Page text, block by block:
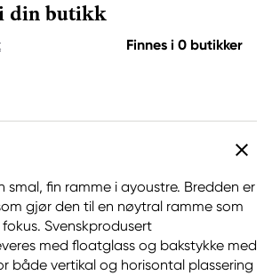
din butikk
Finnes i 0 butikker
smal, fin ramme i ayoustre. Bredden er
gjør den til en nøytral ramme som
Svenskprodusert
med floatglass og bakstykke med
både vertikal og horisontal plassering